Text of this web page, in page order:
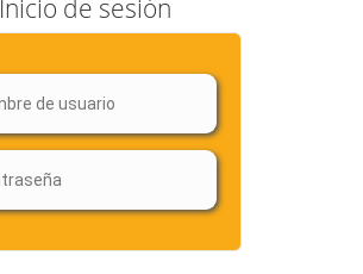
Inicio de sesión